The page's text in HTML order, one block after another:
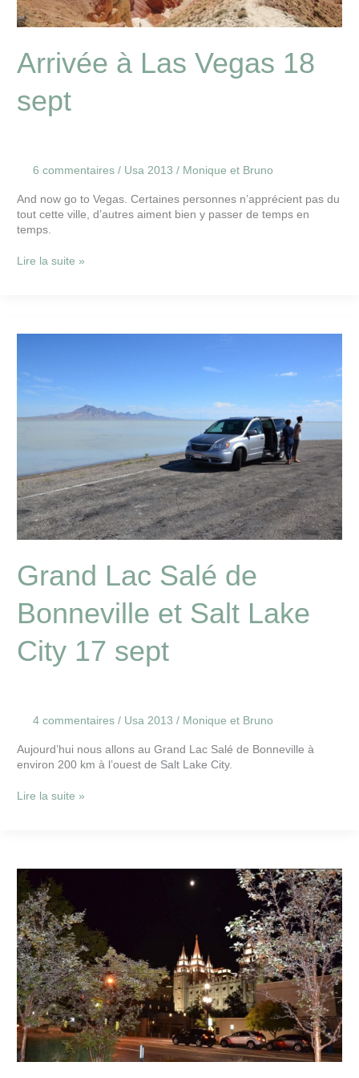
Arrivée à Las Vegas 18
sept
6 commentaires / Usa 2013 / Monique et Bruno
And now go to Vegas. Certaines personnes n’apprécient pas du
tout cette ville, d’autres aiment bien y passer de temps en
temps.
Lire la suite »
Grand Lac Salé de
Bonneville et Salt Lake
City 17 sept
4 commentaires / Usa 2013 / Monique et Bruno
Aujourd’hui nous allons au Grand Lac Salé de Bonneville à
environ 200 km à l’ouest de Salt Lake City.
Salé
et
17
sept
Lire la suite »
Salt
Lake
City
16
sept